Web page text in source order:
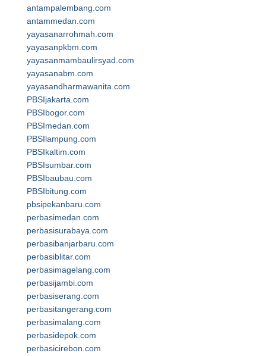
antampalembang.com
antammedan.com
yayasanarrohmah.com
yayasanpkbm.com
yayasanmambaulirsyad.com
yayasanabm.com
yayasandharmawanita.com
PBSIjakarta.com
PBSIbogor.com
PBSImedan.com
PBSIlampung.com
PBSIkaltim.com
PBSIsumbar.com
PBSIbaubau.com
PBSIbitung.com
pbsipekanbaru.com
perbasimedan.com
perbasisurabaya.com
perbasibanjarbaru.com
perbasiblitar.com
perbasimagelang.com
perbasijambi.com
perbasiserang.com
perbasitangerang.com
perbasimalang.com
perbasidepok.com
perbasicirebon.com